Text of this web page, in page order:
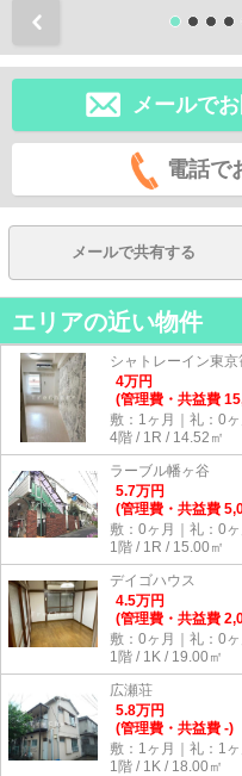
メールで
電話で
メールで共有する
エリアの近い物件
シャトレーイン東京
4万円
(管理費・共益費
敷：1ヶ月｜礼：0ヶ
4階 / 1R / 14.52㎡
ラーブル幡ヶ谷
5.7万円
(管理費・共益費
敷：0ヶ月｜礼：0ヶ
1階 / 1R / 15.00㎡
デイゴハウス
4.5万円
(管理費・共益費
敷：0ヶ月｜礼：0ヶ
1階 / 1K / 19.00㎡
広瀬荘
5.8万円
(管理費・共益費 -)
敷：1ヶ月｜礼：1ヶ
1階 / 1K / 18.00㎡